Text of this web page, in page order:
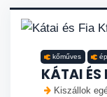
kőműves
KÁTAI ÉS
Kiszállok